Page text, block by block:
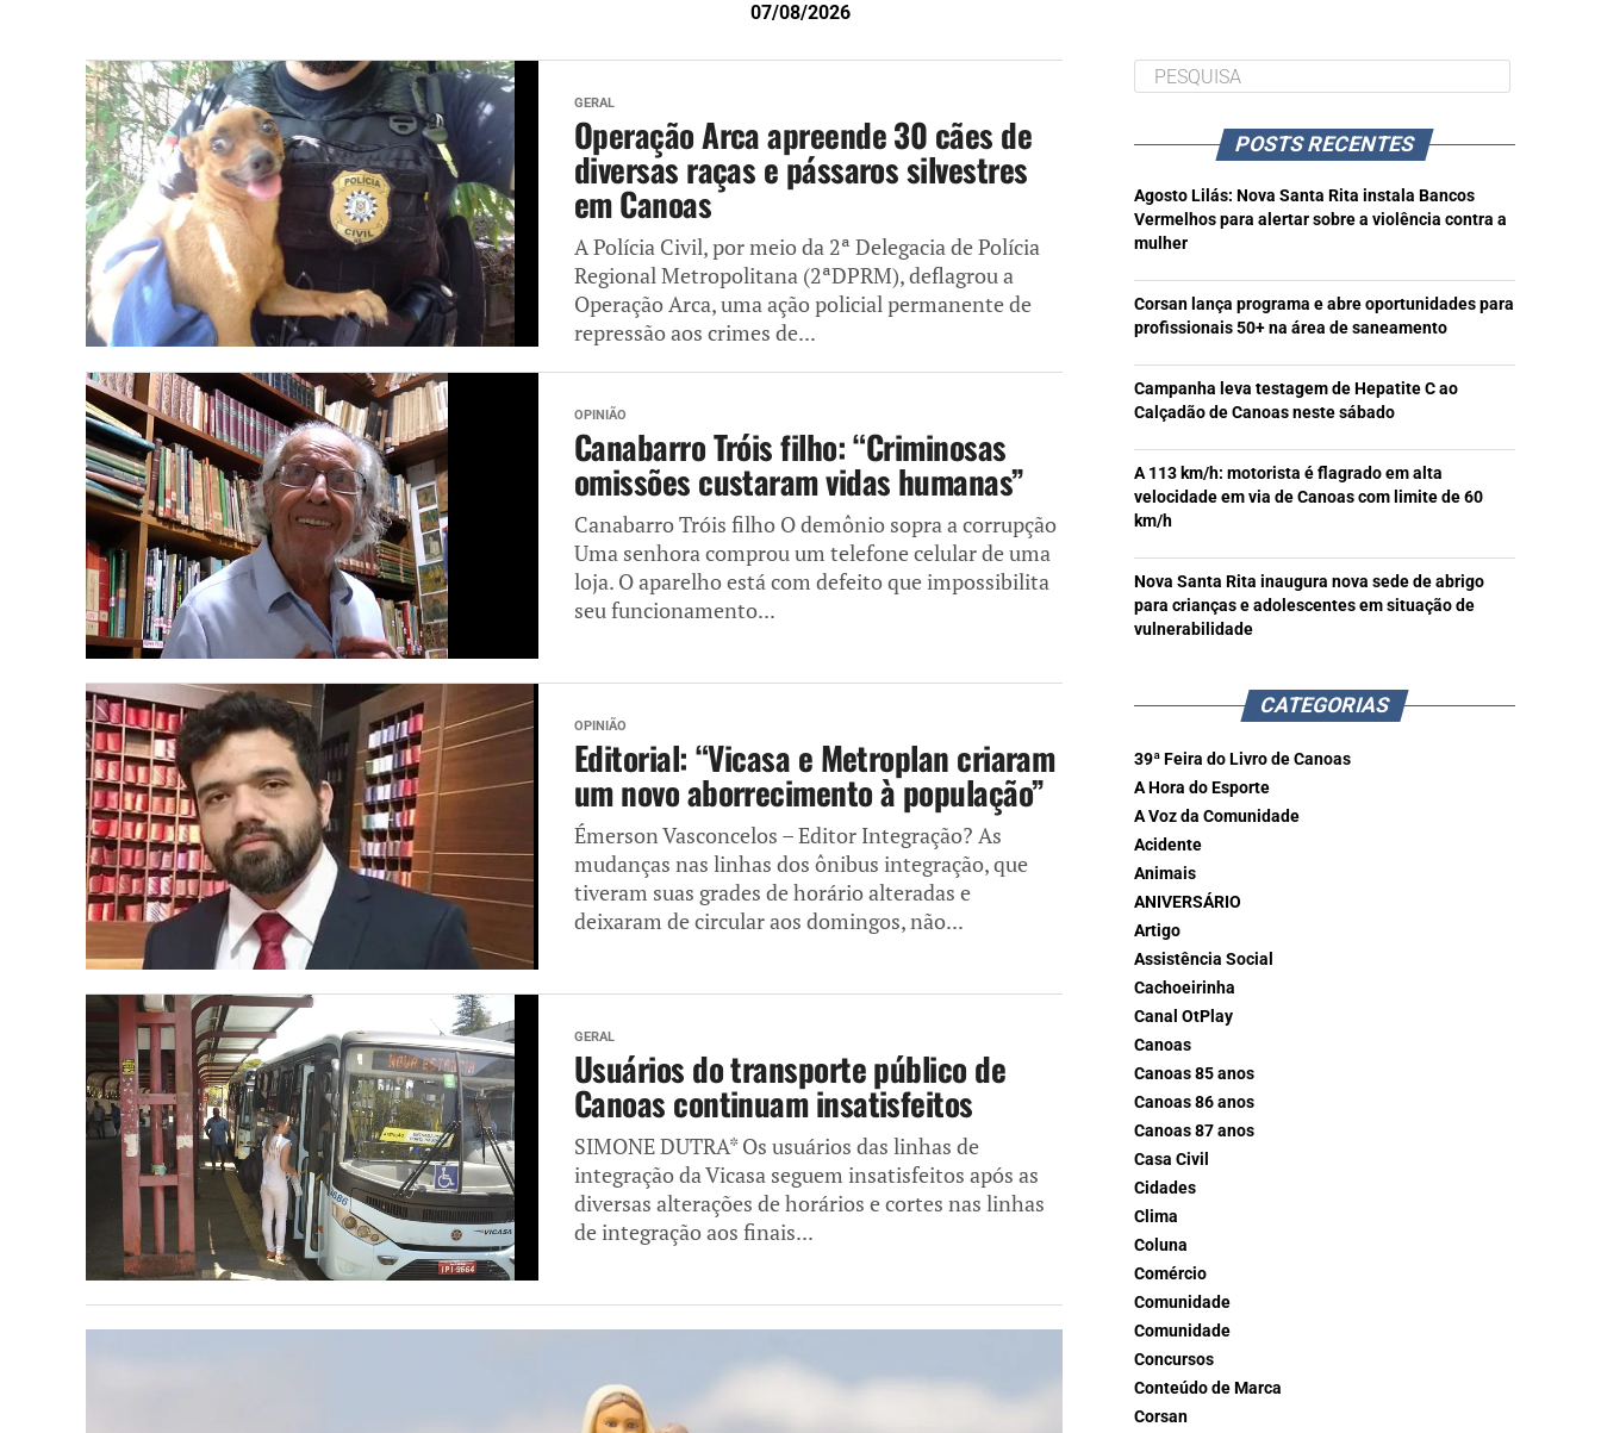
07/08/2026
GERAL
Operação Arca apreende 30 cães de
diversas raças e pássaros silvestres
em Canoas
A Polícia Civil, por meio da 2ª Delegacia de Polícia
Regional Metropolitana (2ªDPRM), deflagrou a
Operação Arca, uma ação policial permanente de
repressão aos crimes de...
OPINIÃO
Canabarro Tróis filho: “Criminosas
omissões custaram vidas humanas”
Canabarro Tróis filho O demônio sopra a corrupção
Uma senhora comprou um telefone celular de uma
loja. O aparelho está com defeito que impossibilita
seu funcionamento...
OPINIÃO
Editorial: “Vicasa e Metroplan criaram
um novo aborrecimento à população”
Émerson Vasconcelos – Editor Integração? As
mudanças nas linhas dos ônibus integração, que
tiveram suas grades de horário alteradas e
deixaram de circular aos domingos, não...
GERAL
Usuários do transporte público de
Canoas continuam insatisfeitos
SIMONE DUTRA* Os usuários das linhas de
integração da Vicasa seguem insatisfeitos após as
diversas alterações de horários e cortes nas linhas
de integração aos finais...
POSTS RECENTES
Agosto Lilás: Nova Santa Rita instala Bancos
Vermelhos para alertar sobre a violência contra a
mulher
Corsan lança programa e abre oportunidades para
profissionais 50+ na área de saneamento
Campanha leva testagem de Hepatite C ao
Calçadão de Canoas neste sábado
A 113 km/h: motorista é flagrado em alta
velocidade em via de Canoas com limite de 60
km/h
Nova Santa Rita inaugura nova sede de abrigo
para crianças e adolescentes em situação de
vulnerabilidade
CATEGORIAS
39ª Feira do Livro de Canoas
A Hora do Esporte
A Voz da Comunidade
Acidente
Animais
ANIVERSÁRIO
Artigo
Assistência Social
Cachoeirinha
Canal OtPlay
Canoas
Canoas 85 anos
Canoas 86 anos
Canoas 87 anos
Casa Civil
Cidades
Clima
Coluna
Comércio
Comunidade
Comunidade
Concursos
Conteúdo de Marca
Corsan